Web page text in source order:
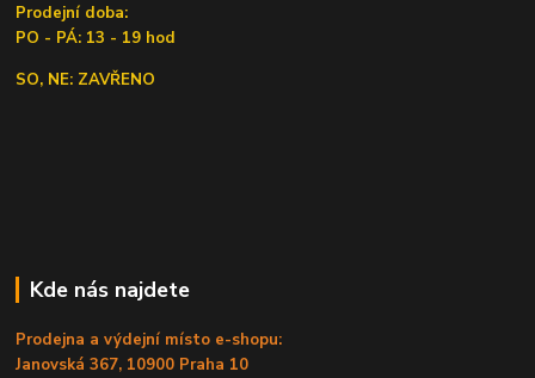
Prodejní doba:
PO - PÁ: 13 - 19 hod
SO, NE: ZAVŘENO
Kde nás najdete
Prodejna a výdejní místo e-shopu:
Janovská 367, 10900 Praha 10